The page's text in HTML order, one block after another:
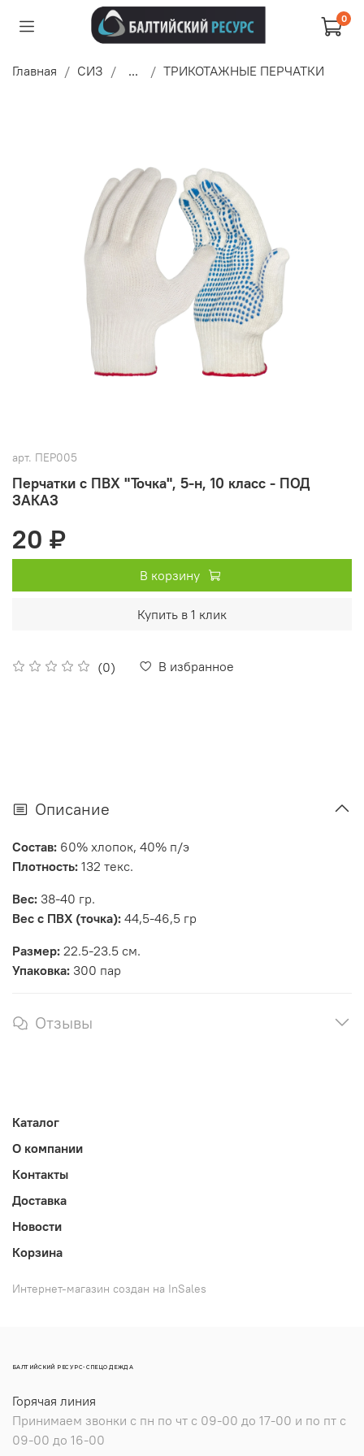
0
Главная СИЗ ... ТРИКОТАЖНЫЕ ПЕРЧАТКИ
арт. ПЕР005
Перчатки с ПВХ "Точка", 5-н, 10 класс - ПОД
ЗАКАЗ
(0) В избранное
20 ₽
В корзину
Купить в 1 клик
Описание
Состав: 60% хлопок, 40% п/э
Плотность: 132 текс.
Вес: 38-40 гр.
Вес с ПВХ (точка): 44,5-46,5 гр
Размер: 22.5-23.5 см.
Упаковка: 300 пар
Отзывы
Каталог
О компании
Контакты
Доставка
Новости
Корзина
Интернет-магазин создан на InSales
БАЛТИЙСКИЙ РЕСУРС-СПЕЦОДЕЖДА
Горячая линия
Принимаем звонки с пн по чт с 09-00 до 17-00 и по пт с
09-00 до 16-00